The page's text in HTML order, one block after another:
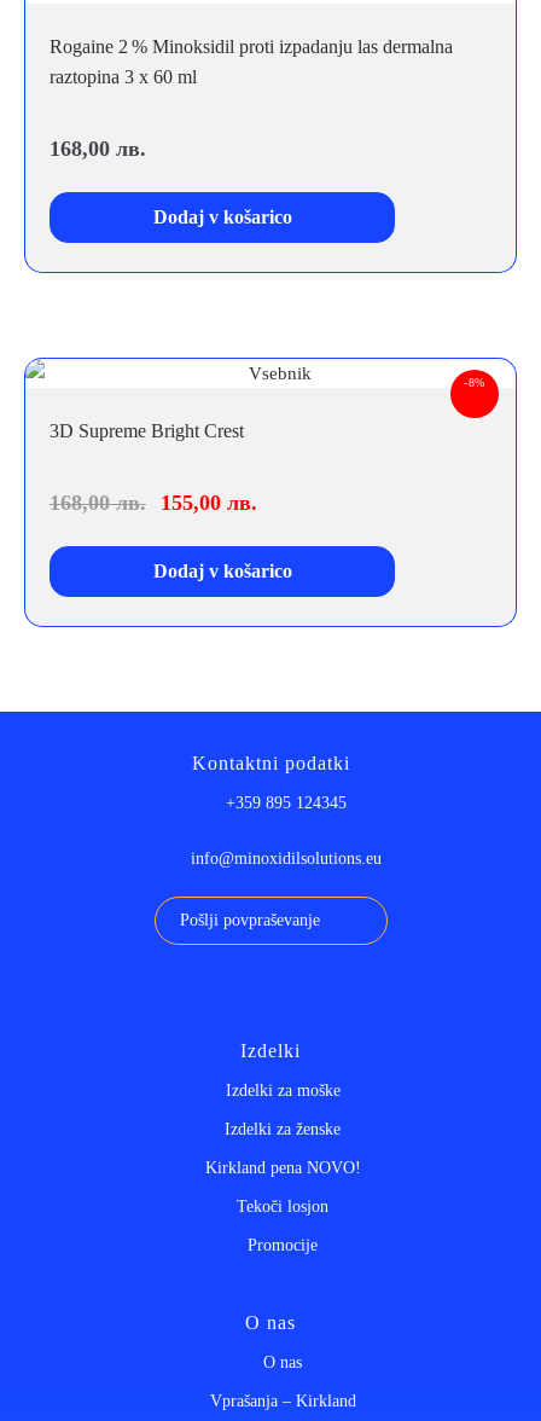
Rogaine 2 % Minoksidil proti izpadanju las dermalna
raztopina 3 x 60 ml
168,00 лв.
Dodaj v košarico
-8%
3D Supreme Bright Crest
168,00лв. 155,00 лв.
Dodaj v košarico
Kontaktni podatki
+359 895 124345
info@minoxidilsolutions.eu
Pošlji povpraševanje
Izdelki
Izdelki za moške
Izdelki za ženske
Kirkland pena NOVO!
Tekoči losjon
Promocije
O nas
O nas
Vprašanja – Kirkland